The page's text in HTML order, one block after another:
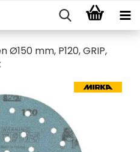
Ø150 mm, P120, GRIP,